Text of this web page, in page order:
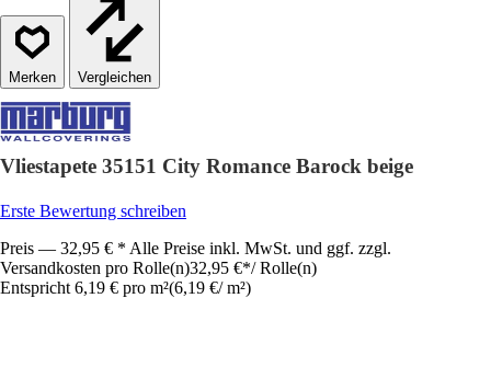
Vergleichen
Vliestapete 35151 City Romance Barock beige
Erste Bewertung schreiben
Preis — 32,95 € * Alle Preise inkl. MwSt. und ggf. zzgl.
Versandkosten pro Rolle(n)32,95 €*/ Rolle(n)
Entspricht 6,19 € pro m²(6,19 €/ m²)